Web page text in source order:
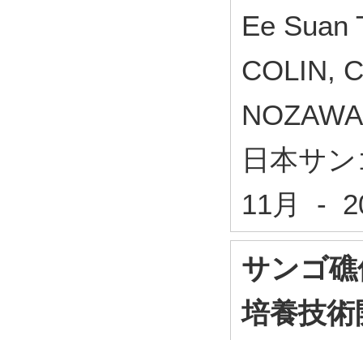
Ee Suan
COLIN,
日本サ
11月 -
サンゴ
培養技術